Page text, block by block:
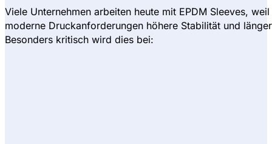
Viele Unternehmen arbeiten heute mit EPDM Sleeves,
moderne Druckanforderungen höhere Stabilität und
Besonders kritisch wird dies bei: